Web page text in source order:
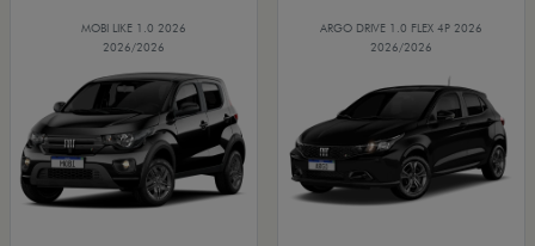
MOBI LIKE 1.0 2026
2026/2026
ARGO DRIVE 1.0 FLEX 4P 2026
2026/2026